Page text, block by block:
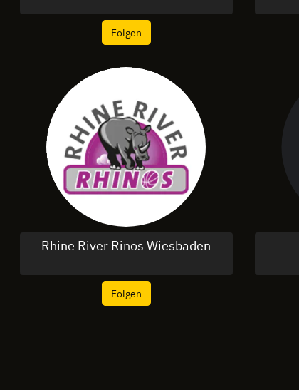
Folgen
Rhine River Rinos Wiesbaden
Folgen